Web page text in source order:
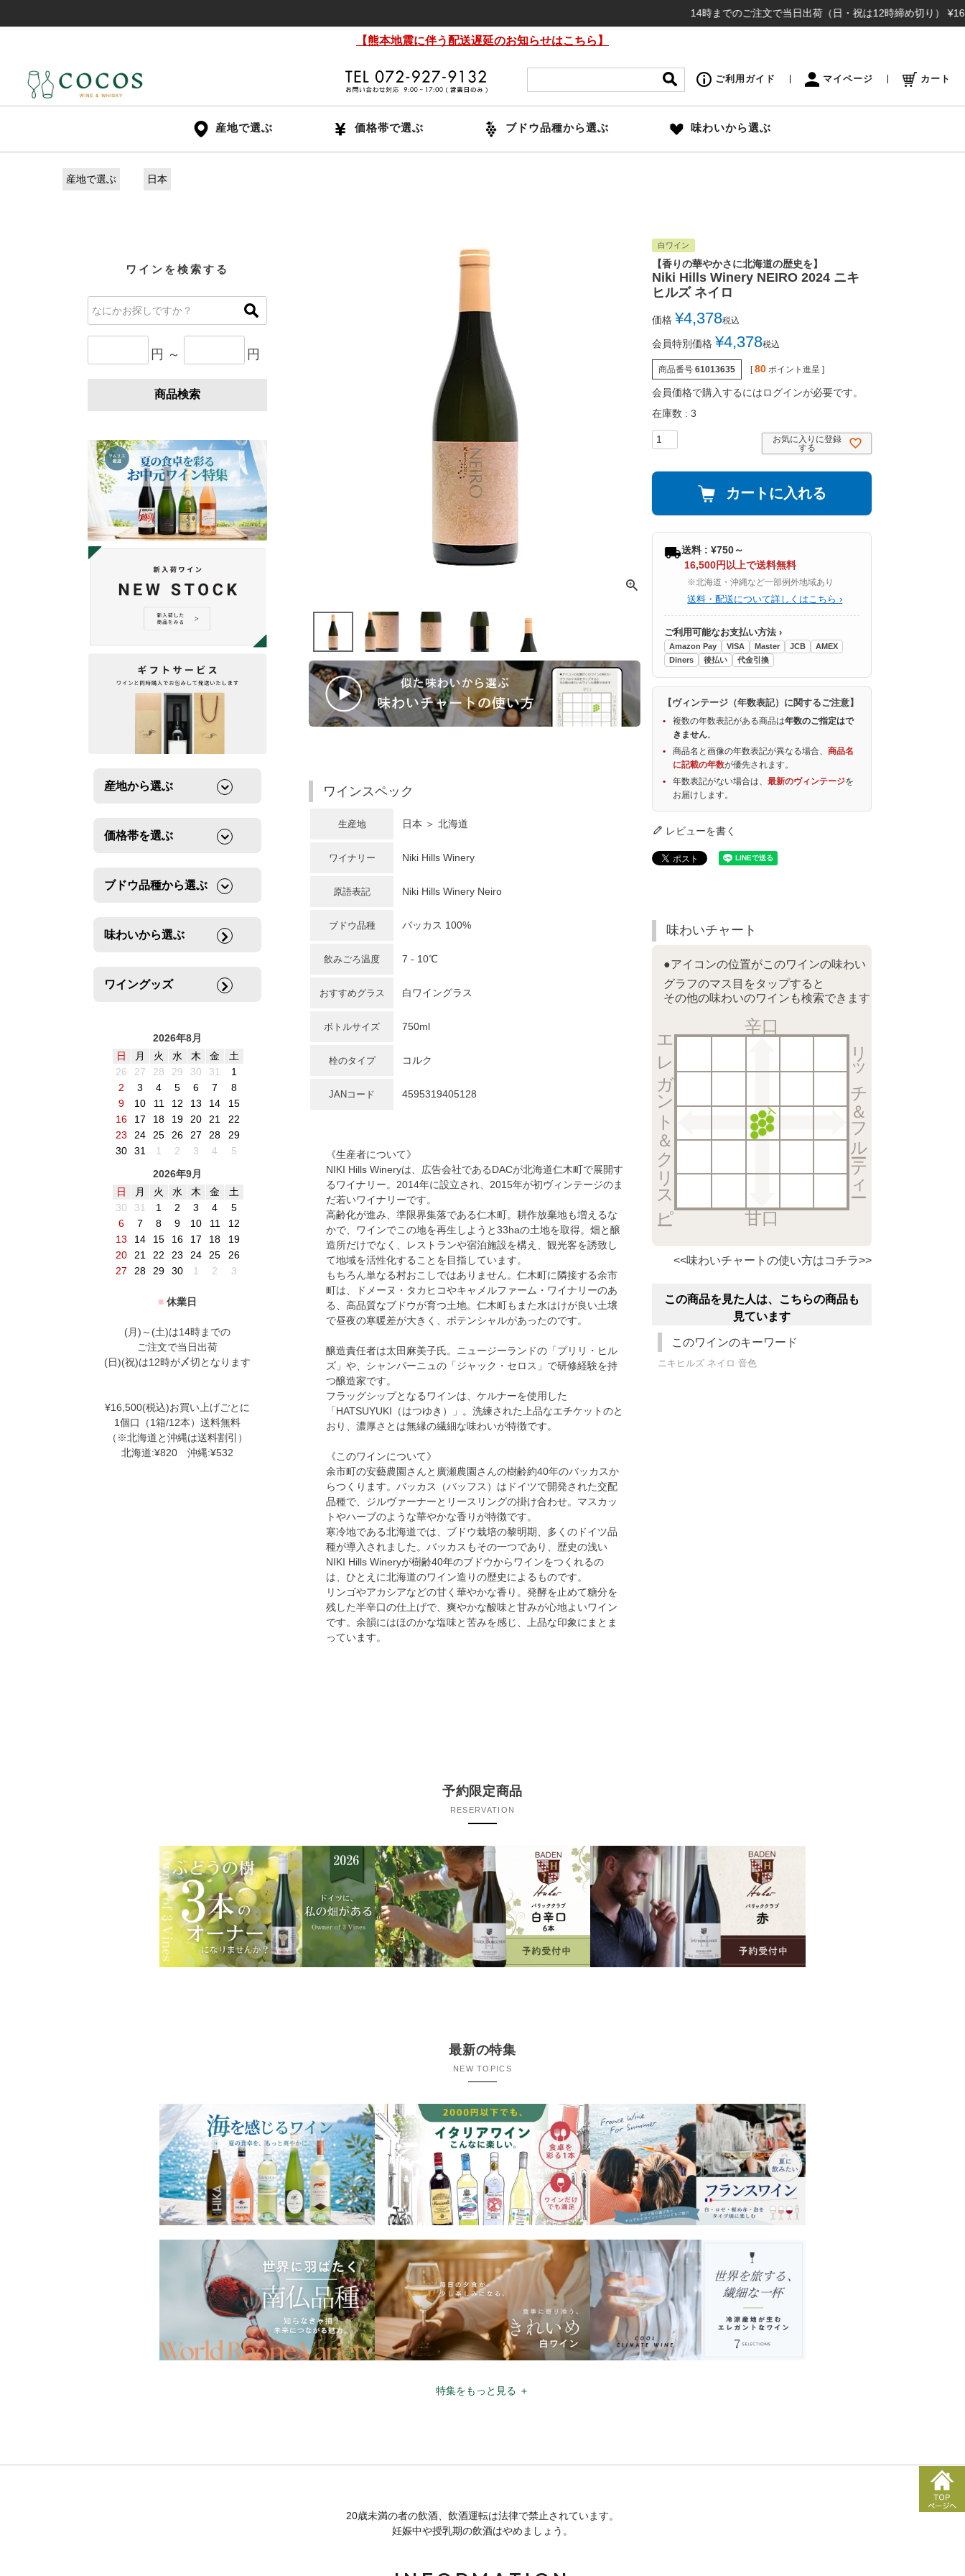
14時までのご注文で当日出荷（日・祝は12時締め切り） ¥16,500(
【熊本地震に伴う配送遅延のお知らせはこちら】
ご利用ガイド マイページ カート
産地で選ぶ 価格帯で選ぶ ブドウ品種から選ぶ 味わいから選ぶ
産地で選ぶ 日本
ワインを検索する
円 ～ 円
商品検索
産地から選ぶ
価格帯を選ぶ
ブドウ品種から選ぶ
味わいから選ぶ
ワイングッズ
2026年8月
日
月 火 水 木 金
土
26
27 28 29 30 31
1
2
3 4 5 6 7
8
9
10 11 12 13 14
15
16
17 18 19 20 21
22
23
24 25 26 27 28
29
30
31 1 2 3 4
5
2026年9月
日
月 火 水 木 金
土
30
31 1 2 3 4
5
6
7 8 9 10 11
12
13
14 15 16 17 18
19
20
21 22 23 24 25
26
27
28 29 30 1 2 3
■ 休業日
(月)～(土)は14時までの
ご注文で当日出荷
(日)(祝)は12時が〆切となります
¥16,500(税込)お買い上げごとに
1個口（1箱/12本）送料無料
（※北海道と沖縄は送料割引）
北海道:¥820 沖縄:¥532
ワインスペック
生産地 日本 ＞ 北海道
ワイナリー Niki Hills Winery
原語表記 Niki Hills Winery Neiro
ブドウ品種 バッカス 100%
飲みごろ温度 7 - 10℃
おすすめグラス 白ワイングラス
ボトルサイズ 750ml
栓のタイプ コルク
JANコード 4595319405128
《生産者について》
NIKI Hills Wineryは、広告会社であるDACが北海道仁木町で展開す
るワイナリー。2014年に設立され、2015年が初ヴィンテージのま
だ若いワイナリーです。
高齢化が進み、準限界集落である仁木町。耕作放棄地も増えるな
かで、ワインでこの地を再生しようと33haの土地を取得。畑と醸
造所だけでなく、レストランや宿泊施設を構え、観光客を誘致し
て地域を活性化することを目指しています。
もちろん単なる村おこしではありません。仁木町に隣接する余市
町は、ドメーヌ・タカヒコやキャメルファーム・ワイナリーのあ
る、高品質なブドウが育つ土地。仁木町もまた水はけが良い土壌
で昼夜の寒暖差が大きく、ポテンシャルがあったのです。
醸造責任者は太田麻美子氏。ニュージーランドの「プリリ・ヒル
ズ」や、シャンパーニュの「ジャック・セロス」で研修経験を持
つ醸造家です。
フラッグシップとなるワインは、ケルナーを使用した
「HATSUYUKI（はつゆき）」。洗練された上品なエチケットのと
おり、濃厚さとは無縁の繊細な味わいが特徴です。
《このワインについて》
余市町の安藝農園さんと廣瀬農園さんの樹齢約40年のバッカスか
らつくります。バッカス（バッフス）はドイツで開発された交配
品種で、ジルヴァーナーとリースリングの掛け合わせ。マスカッ
トやハーブのような華やかな香りが特徴です。
寒冷地である北海道では、ブドウ栽培の黎明期、多くのドイツ品
種が導入されました。バッカスもその一つであり、歴史の浅い
NIKI Hills Wineryが樹齢40年のブドウからワインをつくれるの
は、ひとえに北海道のワイン造りの歴史によるものです。
リンゴやアカシアなどの甘く華やかな香り。発酵を止めて糖分を
残した半辛口の仕上げで、爽やかな酸味と甘みが心地よいワイン
です。余韻にはほのかな塩味と苦みを感じ、上品な印象にまとま
っています。
白ワイン
【香りの華やかさに北海道の歴史を】
Niki Hills Winery NEIRO 2024 ニキ
ヒルズ ネイロ
価格 ¥4,378税込
会員特別価格 ¥4,378税込
商品番号 61013635 [ 80 ポイント進呈 ]
会員価格で購入するにはログインが必要です。
在庫数
3
お気に入りに登録
する
カートに入れる
送料 : ¥750～
16,500円以上で送料無料
※北海道・沖縄など一部例外地域あり
送料・配送について詳しくはこちら ›
ご利用可能なお支払い方法 ›
Amazon Pay VISA Master JCB
AMEX
Diners
後払い 代金引換
【ヴィンテージ（年数表記）に関するご注意】
複数の年数表記がある商品は年数のご指定はで
きません。
商品名と画像の年数表記が異なる場合、商品名
に記載の年数が優先されます。
年数表記がない場合は、最新のヴィンテージを
お届けします。
レビューを書く
味わいチャート
●アイコンの位置がこのワインの味わい
グラフのマス目をタップすると
その他の味わいのワインも検索できます
辛口
リッチ＆フルーティー
甘口
エレガント＆クリスピー
<<味わいチャートの使い方はコチラ>>
この商品を見た人は、こちらの商品も
見ています
このワインのキーワード
ニキヒルズ ネイロ 音色
予約限定商品
RESERVATION
最新の特集
NEW TOPICS
特集をもっと見る ＋
20歳未満の者の飲酒、飲酒運転は法律で禁止されています。
妊娠中や授乳期の飲酒はやめましょう。